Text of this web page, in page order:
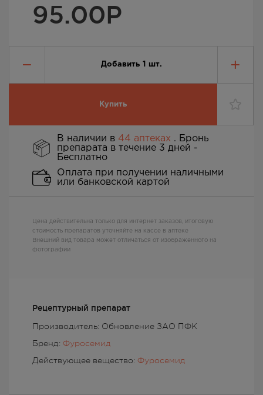
95.00Р
Добавить 1 шт.
Купить
Рецептурный препарат
Производитель: Обновление ЗАО ПФК
Бренд: Фуросемид
Действующее вещество: Фуросемид
В наличии в 44 аптеках . Бронь
препарата в течение 3 дней -
Бесплатно
Оплата при получении наличными
или банковской картой
Цена действительна только для интернет заказов, итоговую
стоимость препаратов уточняйте на кассе в аптеке
Внешний вид товара может отличаться от изображенного на
фотографии